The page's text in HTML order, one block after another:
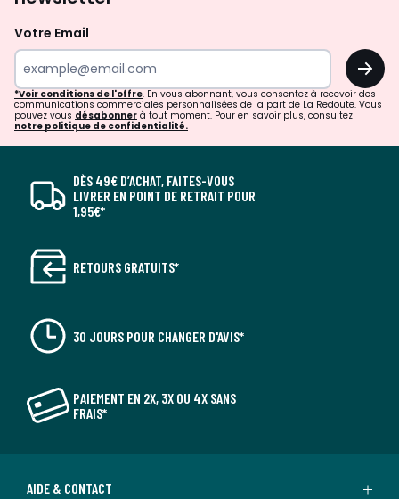
Votre Email
OK
*Voir conditions de l'offre. En vous abonnant, vous consentez à recevoir des
communications commerciales personnalisées de la part de La Redoute. Vous
pouvez vous désabonner à tout moment. Pour en savoir plus, consultez
notre politique de confidentialité.
DÈS 49€ D’ACHAT, FAITES-VOUS
LIVRER EN POINT DE RETRAIT POUR
1,95€*
RETOURS GRATUITS*
30 JOURS POUR CHANGER D'AVIS*
PAIEMENT EN 2X, 3X OU 4X SANS
FRAIS*
AIDE & CONTACT